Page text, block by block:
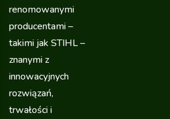
renomowanymi
producentami –
takimi jak STIHL –
znanymi z
innowacyjnych
rozwiązań,
trwałości i